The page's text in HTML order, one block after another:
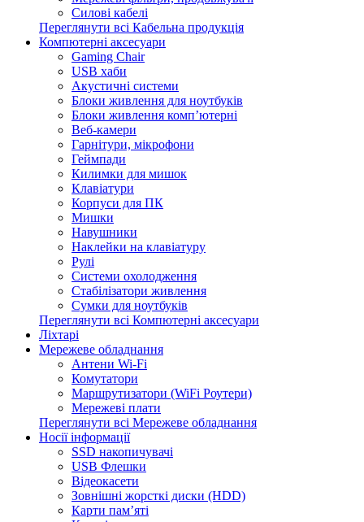
Силові кабелі
Переглянути всі Кабельна продукція
Компютерні аксесуари
Gaming Chair
USB хаби
Акустичні системи
Блоки живлення для ноутбуків
Блоки живлення комп’ютерні
Веб-камери
Гарнітури, мікрофони
Геймпади
Килимки для мишок
Клавіатури
Корпуси для ПК
Мишки
Навушники
Наклейки на клавіатуру
Рулі
Системи охолодження
Стабілізатори живлення
Сумки для ноутбуків
Переглянути всі Компютерні аксесуари
Ліхтарі
Мережеве обладнання
Антени Wi-Fi
Комутатори
Маршрутизатори (WiFi Роутери)
Мережеві плати
Переглянути всі Мережеве обладнання
Носії інформації
SSD накопичувачі
USB Флешки
Відеокасети
Зовнішні жорсткі диски (HDD)
Карти пам’яті